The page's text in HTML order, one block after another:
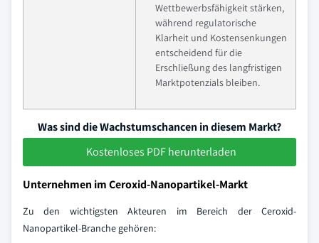
Wettbewerbsfähigkeit stärken,
während regulatorische
Klarheit und Kostensenkungen
entscheidend für die
Erschließung des langfristigen
Marktpotenzials bleiben.
Was sind die Wachstumschancen in diesem Markt?
Kostenloses PDF herunterladen
Unternehmen im Ceroxid-Nanopartikel-Markt
Zu den wichtigsten Akteuren im Bereich der Ceroxid-
Nanopartikel-Branche gehören: